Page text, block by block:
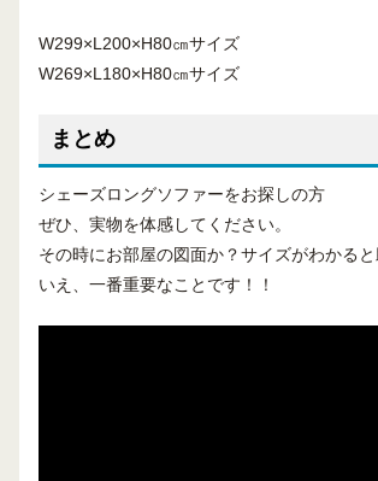
W299×L200×H80㎝サイズ
W269×L180×H80㎝サイズ
まとめ
シェーズロングソファーをお探しの方
ぜひ、実物を体感してください。
その時にお部屋の図面か？サイズがわかると
いえ、一番重要なことです！！